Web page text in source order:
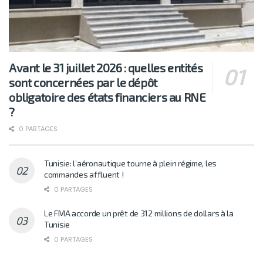
Avant le 31 juillet 2026 : quelles entités
sont concernées par le dépôt
obligatoire des états financiers au RNE
?
0 PARTAGES
Tunisie: l’aéronautique tourne à plein régime, les
commandes affluent !
0 PARTAGES
Le FMA accorde un prêt de 312 millions de dollars à la
Tunisie
0 PARTAGES